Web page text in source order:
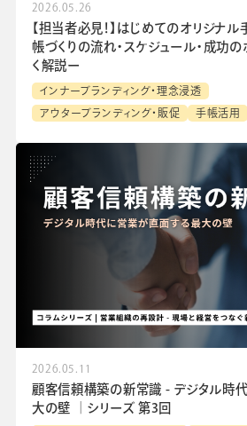
2026.05.26
【担当者必見！】はじめてのオリジナ
帳づくりの流れ・スケジュール・成功
く解説ー
インナーブランディング・理念浸透
アウターブランディング・販促 手帳活用
2026.05.11
顧客信頼構築の新常識 - デジタル時
大の壁 │シリーズ 第3回